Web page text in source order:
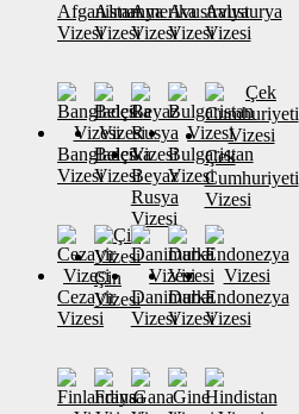
Afganistan
Vizesi
Almanya
Vizesi
Amerika
Vizesi
Avustralya
Vizesi
Avusturya
Vizesi
Banglades
Vizesi
Belçika
VizesiBeyaz
Rusya
Vizesi
Bulgaristan
Vizesi
Çek
Cumhuriyeti
Vizesi
Cezayir
Vizesi
Çin
VizesiDanimarka
Vizesi
Dubai
Vizesi
Endonezya
Vizesi